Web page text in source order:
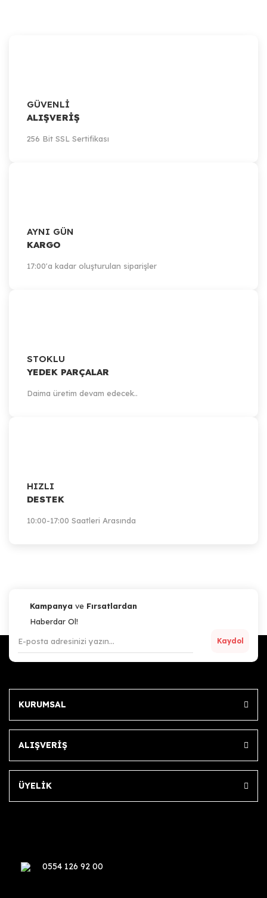
GÜVENLİ
ALIŞVERİŞ
256 Bit SSL Sertifikası
AYNI GÜN
KARGO
17:00'a kadar oluşturulan siparişler
STOKLU
YEDEK PARÇALAR
Daima üretim devam edecek..
HIZLI
DESTEK
10:00-17:00 Saatleri Arasında
Kampanya ve Fırsatlardan
Haberdar Ol!
Kaydol
KURUMSAL
ALIŞVERİŞ
ÜYELİK
0554 126 92 00